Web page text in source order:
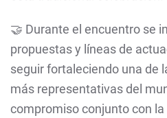
🤝 Durante el encuentro se
propuestas y líneas de
seguir fortaleciendo una de
más representativas del
compromiso conjunto con